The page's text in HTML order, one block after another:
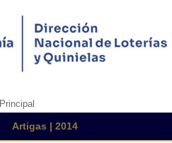
Principal
Artigas | 2014